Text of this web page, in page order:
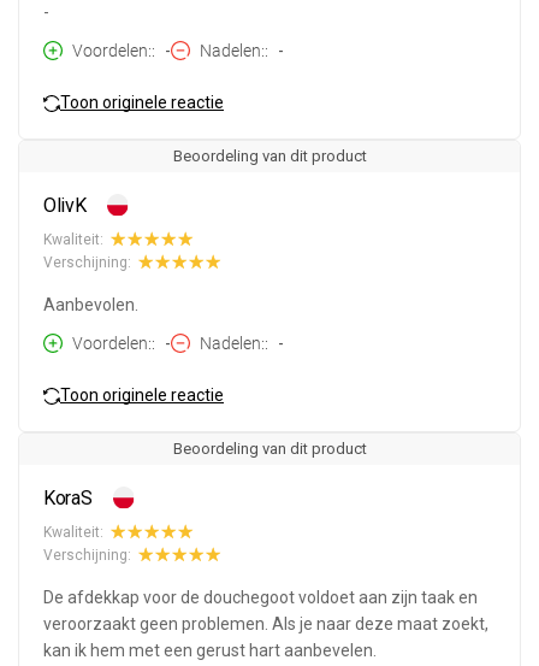
-
Voordelen:
- Nadelen: -
Toon originele reactie
Beoordeling van dit product
OlivK
Kwaliteit:
Verschijning:
Aanbevolen.
Voordelen:
- Nadelen: -
Toon originele reactie
Beoordeling van dit product
KoraS
Kwaliteit:
Verschijning:
De afdekkap voor de douchegoot voldoet aan zijn taak en
veroorzaakt geen problemen. Als je naar deze maat zoekt,
kan ik hem met een gerust hart aanbevelen.